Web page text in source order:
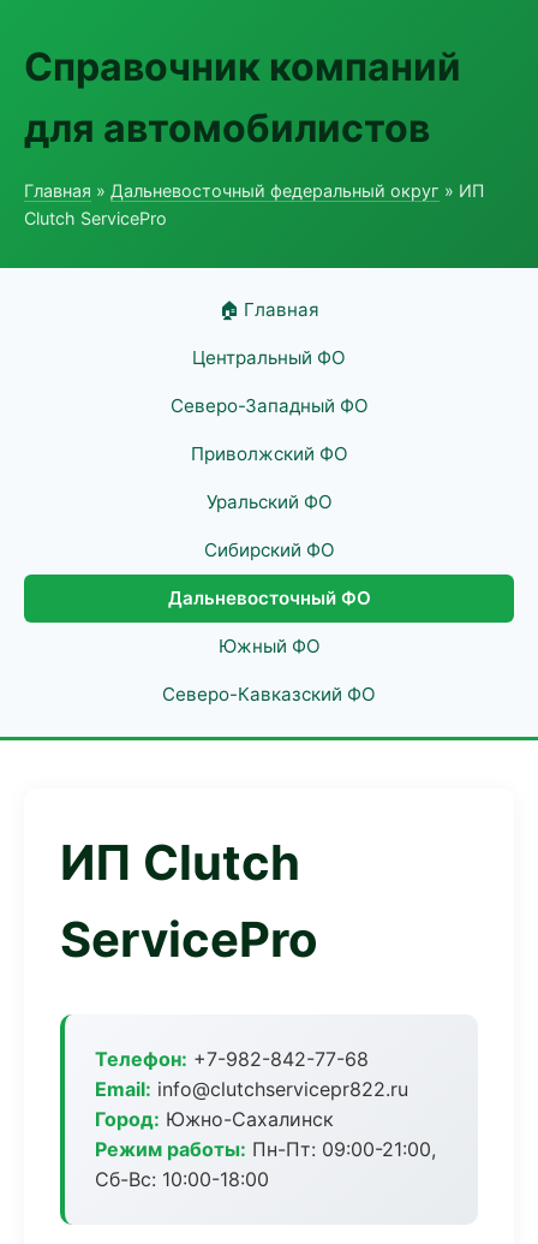
Справочник компаний
для автомобилистов
Главная » Дальневосточный федеральный округ » ИП
Clutch ServicePro
🏠 Главная
Центральный ФО
Северо-Западный ФО
Приволжский ФО
Уральский ФО
Сибирский ФО
Дальневосточный ФО
Южный ФО
Северо-Кавказский ФО
ИП Clutch
ServicePro
Телефон: +7-982-842-77-68
Email: info@clutchservicepr822.ru
Город: Южно-Сахалинск
Режим работы: Пн-Пт: 09:00-21:00,
Сб-Вс: 10:00-18:00